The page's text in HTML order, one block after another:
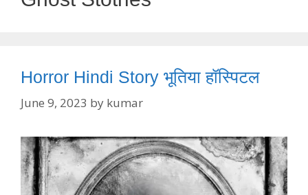
Horror Hindi Story भूतिया हॉस्पिटल
June 9, 2023 by kumar